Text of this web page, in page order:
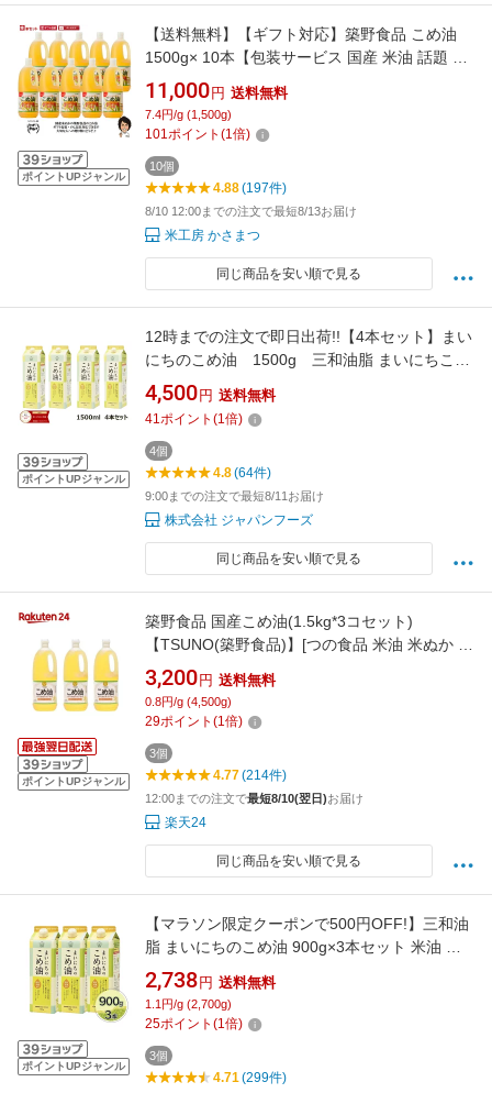
ポイントUPジャンル
【送料無料】【ギフト対応】築野食品 こめ油
1500g× 10本【包装サービス 国産 米油 話題 健
康 ビタミンE 国産米ぬか100% 】
11,000 円 送料無料
7.4円/g (1,500g)
101ポイント (1倍)
10個
4.88(197件)
8/10 12:00までの注文で最短8/13お届け
米工房 かさまつ
同じ商品を安い順で見る
ポイントUPジャンル
12時までの注文で即日出荷!!【4本セット】まい
にちのこめ油 1500g 三和油脂 まいにちこめ
油 米油
4,500 円 送料無料
41ポイント (1倍)
4個
4.8(64件)
9:00までの注文で最短8/11お届け
株式会社 ジャパンフーズ
同じ商品を安い順で見る
ポイントUPジャンル
築野食品 国産こめ油(1.5kg*3コセット)
【TSUNO(築野食品)】[つの食品 米油 米ぬか 栄
養機能食品 健康 ビタミンE]
3,200 円 送料無料
0.8円/g (4,500g)
29ポイント (1倍)
3個
4.77(214件)
12:00までの注文で最短8/10(翌日)お届け
楽天24
同じ商品を安い順で見る
ポイントUPジャンル
【マラソン限定クーポンで500円OFF!】三和油
脂 まいにちのこめ油 900g×3本セット 米油 国
産 こめあぶら 食用油 大容量 家庭用 栄養機能食
品 まとめ買い
2,738 円 送料無料
1.1円/g (2,700g)
25ポイント (1倍)
3個
4.71(299件)